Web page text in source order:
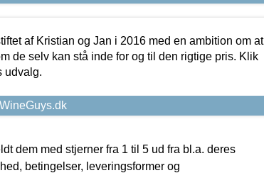
af Kristian og Jan i 2016 med en ambition om at
de selv kan stå inde for og til den rigtige pris. Klik
udvalg.
dem med stjerner fra 1 til 5 ud fra bl.a. deres
betingelser, leveringsformer og